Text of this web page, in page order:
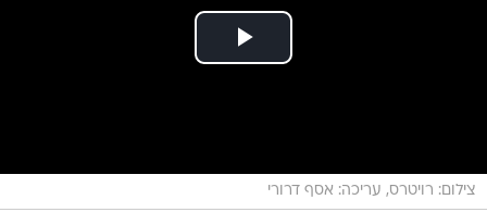
צילום: רויטרס, עריכה: אסף דרורי